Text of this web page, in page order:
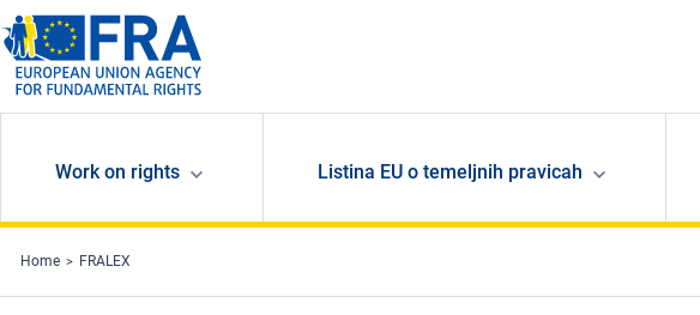
Skip to main content
Work on rights Listina EU o temeljnih pravicah
Home FRALEX